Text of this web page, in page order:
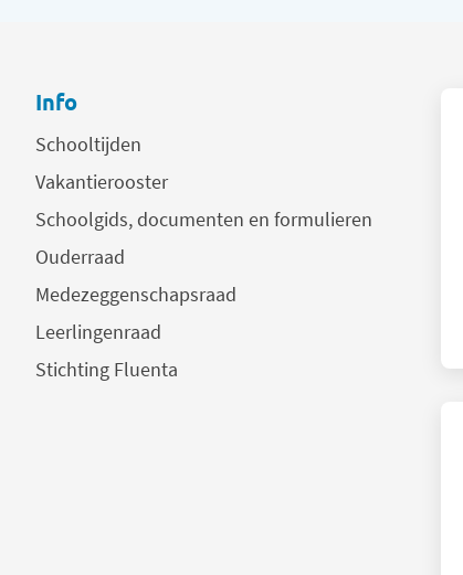
Info
Schooltijden
Vakantierooster
Schoolgids, documenten en formulieren
Ouderraad
Medezeggenschapsraad
Leerlingenraad
Stichting Fluenta